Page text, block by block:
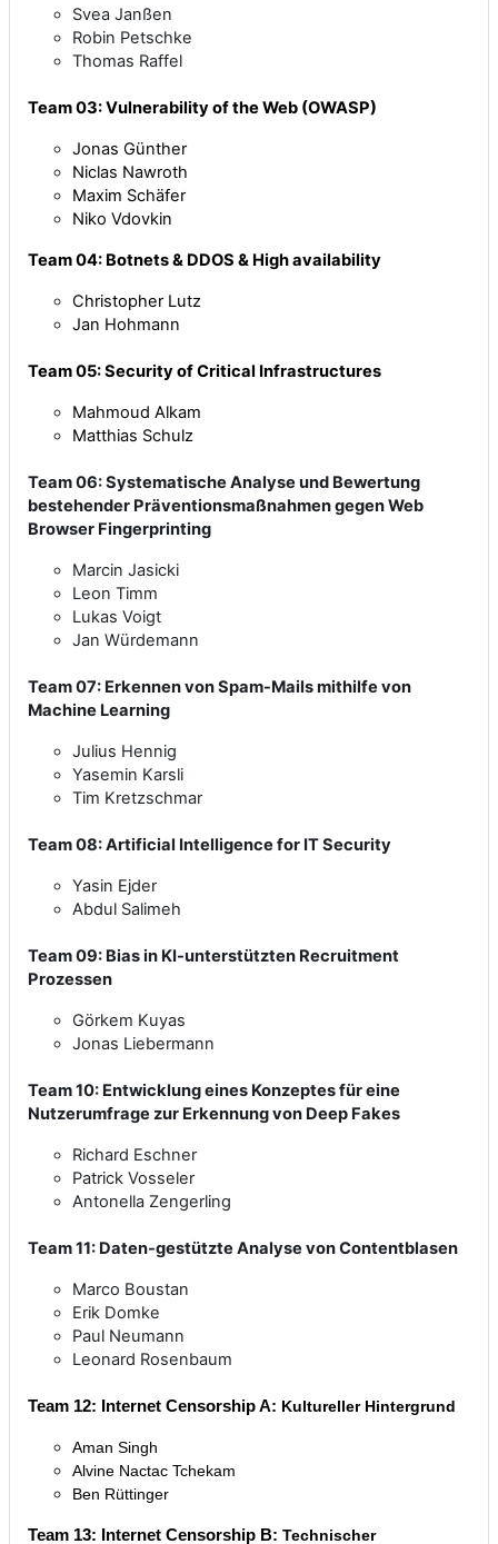
Svea Janßen
Robin Petschke
Thomas Raffel
Team 03: Vulnerability of the Web (OWASP)
Jonas Günther
Niclas Nawroth
Maxim Schäfer
Niko Vdovkin
Team 04: Botnets & DDOS & High availability
Christopher Lutz
Jan Hohmann
Team 05: Security of Critical Infrastructures
Mahmoud Alkam
Matthias Schulz
Team 06: Systematische Analyse und Bewertung
bestehender Präventionsmaßnahmen gegen Web
Browser Fingerprinting
Marcin Jasicki
Leon Timm
Lukas Voigt
Jan Würdemann
Team 07: Erkennen von Spam-Mails mithilfe von
Machine Learning
Julius Hennig
Yasemin Karsli
Tim Kretzschmar
Team 08: Artificial Intelligence for IT Security
Yasin Ejder
Abdul Salimeh
Team 09: Bias in KI-unterstützten Recruitment
Prozessen
Görkem Kuyas
Jonas Liebermann
Team 10: Entwicklung eines Konzeptes für eine
Nutzerumfrage zur Erkennung von Deep Fakes
Richard Eschner
Patrick Vosseler
Antonella Zengerling
Team 11: Daten-gestützte Analyse von Contentblasen
Marco Boustan
Erik Domke
Paul Neumann
Leonard Rosenbaum
Team 12: Internet Censorship A: Kultureller Hintergrund
Aman Singh
Alvine Nactac Tchekam
Ben Rüttinger
Team 13: Internet Censorship B: Technischer